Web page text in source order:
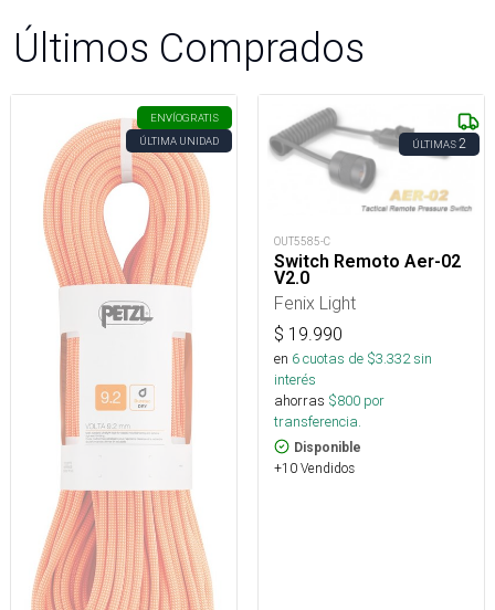
Últimos Comprados
ENVÍOGRATIS
ÚLTIMA UNIDAD
ÚLTIMAS2
OUT5585-C
Switch Remoto Aer-02
V2.0
Fenix Light
$ 19.990
en 6cuotas de $3.332sin
interés
ahorras $800 por
transferencia.
Disponible
+10 Vendidos